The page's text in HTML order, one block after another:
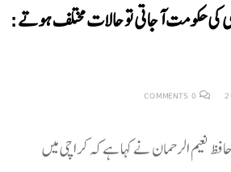
کی حکومت آجاتی تو حالات مختلف ہوتے:
0
COMMENTS
نعیم الرحمان نے کہا ہے کہ کراچی میں